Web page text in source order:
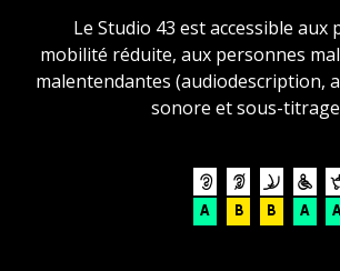
Le Studio 43 est accessible aux
mobilité réduite, aux personnes
malentendantes (audiodescription,
sonore et sous-